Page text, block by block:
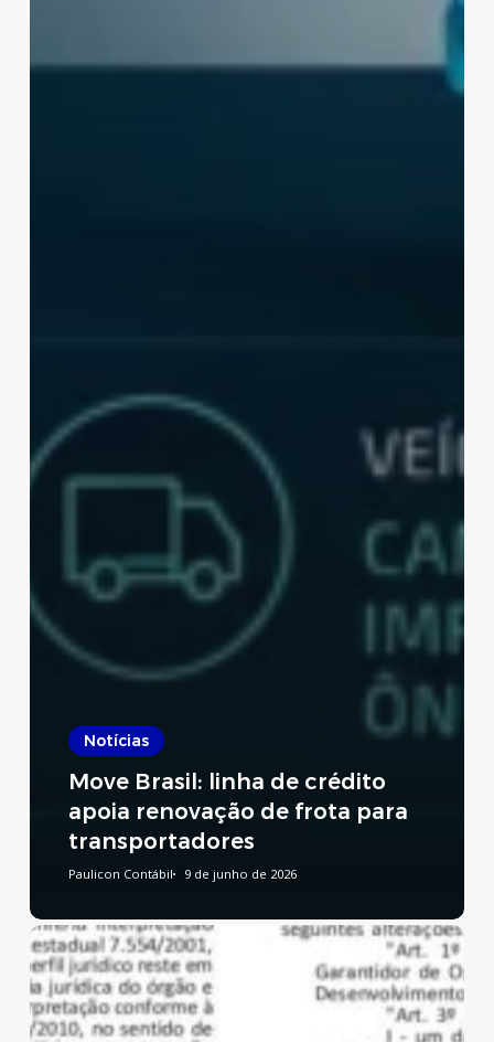
Notícias
Move Brasil: linha de crédito
apoia renovação de frota para
transportadores
Paulicon Contábil 9 de junho de 2026
Reforma
Tributária:
publicado
decreto